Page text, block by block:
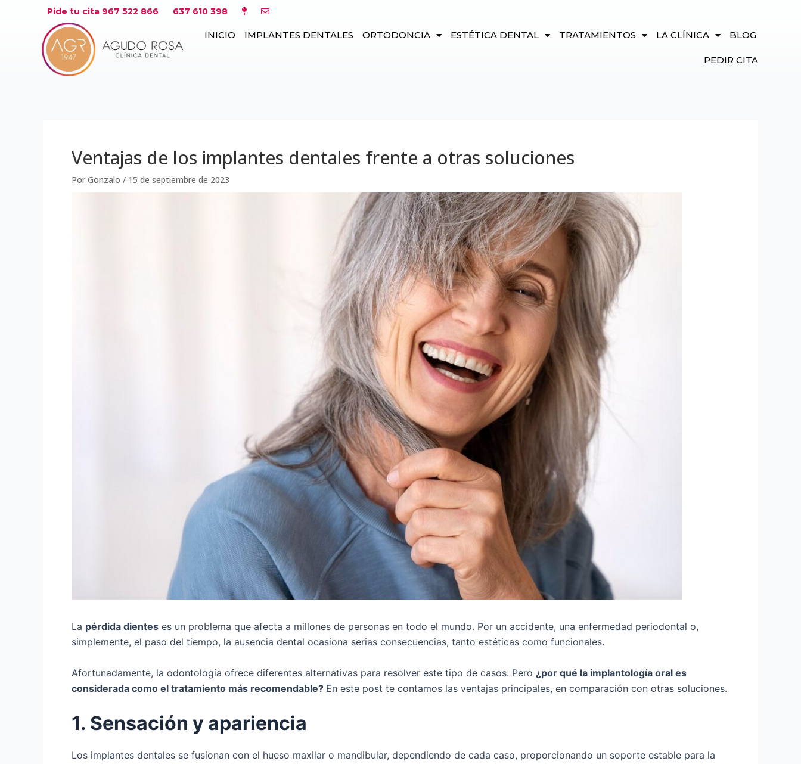
contenido
Pide tu cita 967 522 866 637 610 398
INICIO IMPLANTES DENTALES ORTODONCIA ESTÉTICA DENTAL TRATAMIENTOS LA CLÍNICA BLOG
PEDIR CITA
Ventajas de los implantes dentales frente a otras soluciones
Por Gonzalo / 15 de septiembre de 2023
La pérdida dientes es un problema que afecta a millones de personas en todo el mundo. Por un accidente, una enfermedad periodontal o,
simplemente, el paso del tiempo, la ausencia dental ocasiona serias consecuencias, tanto estéticas como funcionales.
Afortunadamente, la odontología ofrece diferentes alternativas para resolver este tipo de casos. Pero ¿por qué la implantología oral es
considerada como el tratamiento más recomendable? En este post te contamos las ventajas principales, en comparación con otras soluciones.
1. Sensación y apariencia
Los implantes dentales se fusionan con el hueso maxilar o mandibular, dependiendo de cada caso, proporcionando un soporte estable para la
Navegación
entradas